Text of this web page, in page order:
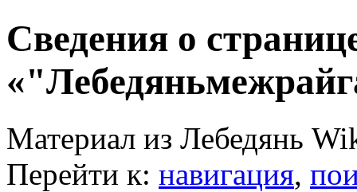
Сведения о
Материал из Лебедянь
Перейти к: навигация,